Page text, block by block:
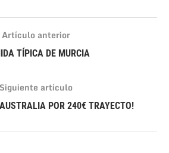
Artículo anterior
TÍPICA DE MURCIA
Siguiente artículo
POR 240€ TRAYECTO!